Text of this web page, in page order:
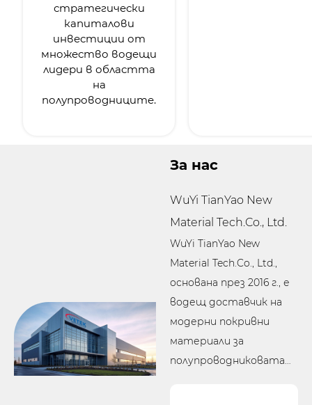
стратегически
капиталови
инвестиции от
множество водещи
лидери в областта
на
полупроводниците.
За нас
WuYi TianYao New
Material Tech.Co., Ltd.
WuYi TianYao New
Material Tech.Co., Ltd.,
основана през 2016 г., е
водещ доставчик на
модерни покривни
материали за
полупроводниковата